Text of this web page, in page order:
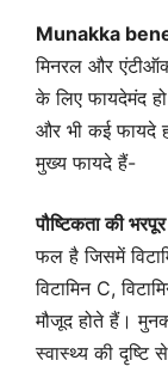
Munakka
मिनरल और
के लिए फायदेमंद
और भी कई फायदे
मुख्य फायदे हैं-
पौष्टिकता की
फल है जिसमें
विटामिन C,
मौजूद होते हैं।
स्वास्थ्य की दृष्टि